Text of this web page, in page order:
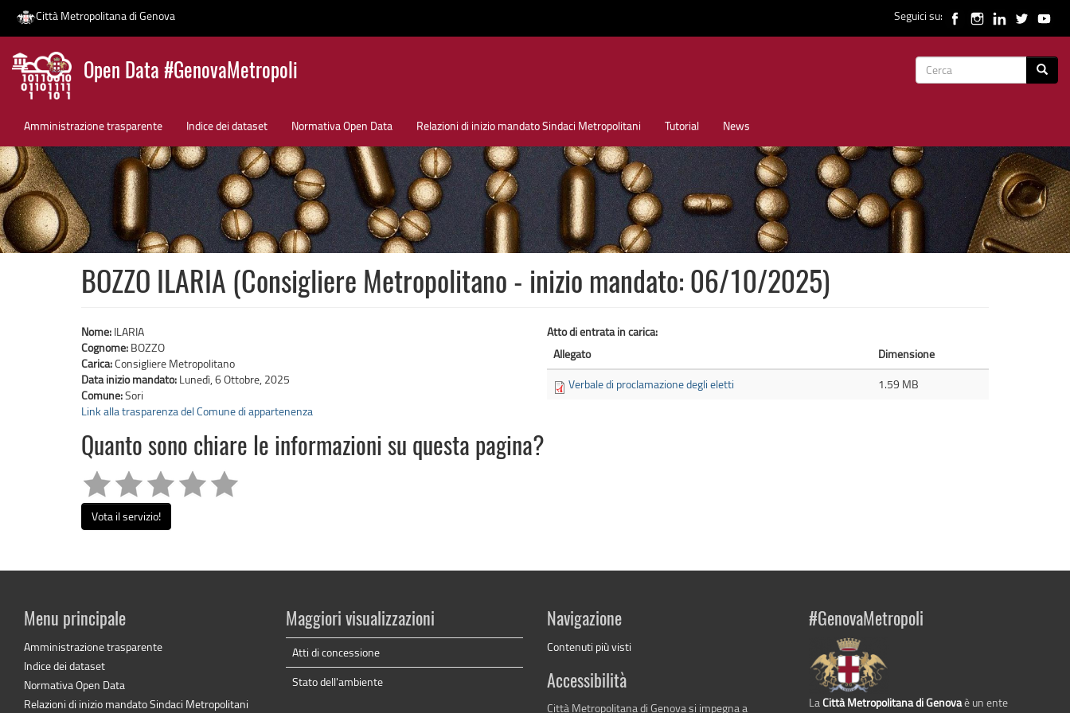
Salta
contenuto
Città Metropolitana di Genova Seguici su:
Open Data #GenovaMetropoli
Form
Amministrazione trasparente Indice dei dataset Normativa Open Data Relazioni di inizio mandato Sindaci Metropolitani Tutorial News
News
BOZZO ILARIA (Consigliere Metropolitano - inizio mandato: 06/10/2025)
Nome: ILARIA
Cognome: BOZZO
Carica:Consigliere Metropolitano
Data inizio mandato: Lunedì, 6 Ottobre, 2025
Comune:Sori
Link alla trasparenza del Comune di appartenenza
Atto di entrata in carica:
Allegato
Dimensione
Verbale di proclamazione degli eletti
1.59 MB
Quanto sono chiare le informazioni su questa pagina?
Vota il servizio!
Menu principale
Amministrazione trasparente
Indice dei dataset
Normativa Open Data
Relazioni di inizio mandato Sindaci Metropolitani
Maggiori visualizzazioni
Atti di concessione
Stato dell'ambiente
Navigazione
Contenuti più visti
Accessibilità
Città Metropolitana di Genova si impegna a
#GenovaMetropoli
La Città Metropolitana di Genovaè un ente